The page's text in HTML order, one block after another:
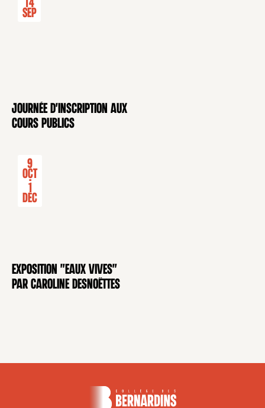
CONFÉRENCE
14
Sep
Journée d'inscription aux
cours publics
EXPOSITION
9
Oct
-
1
Déc
Exposition "Eaux Vives"
par Caroline Desnoëttes